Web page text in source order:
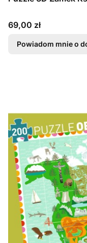
Cena
69,00 zł
Powiadom mnie o